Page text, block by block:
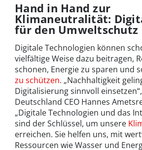
Hand in Hand zur
Klimaneutralität:
für den Umweltschutz
Digitale Technologien können
vielfältige Weise dazu beitragen,
schonen, Energie zu sparen und
zu schützen. „Nachhaltigkeit
Digitalisierung sinnvoll
Deutschland CEO Hannes
„Digitale Technologien und das
sind der Schlüssel, um unsere
erreichen. Sie helfen uns, mit
Ressourcen wie Wasser und